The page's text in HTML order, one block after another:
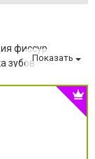
фиссур
зубов
дефект зубов
Показать